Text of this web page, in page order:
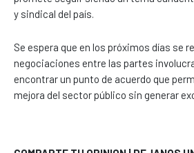
y sindical del país.
Se espera que en los próximos días se
negociaciones entre las partes
encontrar un punto de acuerdo que
mejora del sector público sin generar